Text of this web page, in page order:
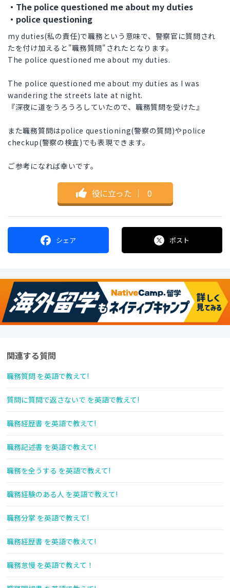
・The police questioned me about my duties
・police questioning
my duties(私の責任)で職務という意味で、警察官に質問され
たを付け加えると"職務質問"されたとなります。
The police questioned me about my duties.
The police questioned me about my duties as I was
wandering the streets late at night.
『深夜に道をうろうろしていたので、職務質問を受けた』
また職務質問はpolice questioning(警察の質問)やpolice
checkup(警察の検査)でも表現できます。
ご参考になれば幸いです。
役に立った ｜ 0
シェア ポスト
関連する質問
職務質問 を英語で教えて!
質問に質問で返さないで を英語で教えて!
職務経歴書 を英語で教えて!
職務記述書 を英語で教えて!
職務を全うする を英語で教えて!
職務経験のある人 を英語で教えて!
職務分掌 を英語で教えて!
職務経歴書 を英語で教えて!
職務怠慢 を英語で教えて！